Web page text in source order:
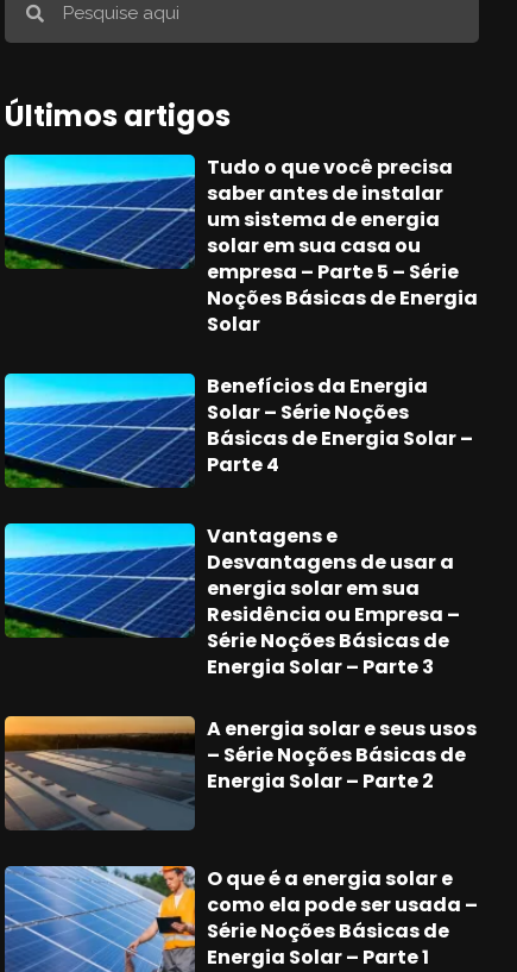
Últimos artigos
Tudo o que você precisa
saber antes de instalar
um sistema de energia
solar em sua casa ou
empresa – Parte 5 – Série
Noções Básicas de Energia
Solar
Benefícios da Energia
Solar – Série Noções
Básicas de Energia Solar –
Parte 4
Vantagens e
Desvantagens de usar a
energia solar em sua
Residência ou Empresa –
Série Noções Básicas de
Energia Solar – Parte 3
A energia solar e seus usos
– Série Noções Básicas de
Energia Solar – Parte 2
O que é a energia solar e
como ela pode ser usada –
Série Noções Básicas de
Energia Solar – Parte 1